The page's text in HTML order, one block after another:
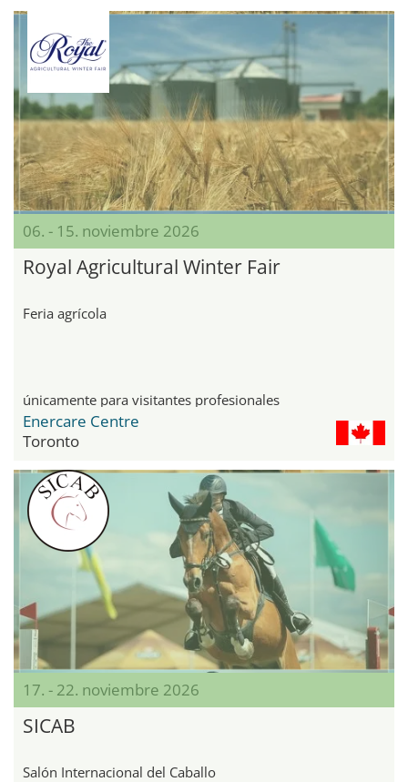
06. - 15. noviembre 2026
Royal Agricultural Winter Fair
Feria agrícola
únicamente para visitantes profesionales
Enercare Centre
Toronto
17. - 22. noviembre 2026
SICAB
Salón Internacional del Caballo